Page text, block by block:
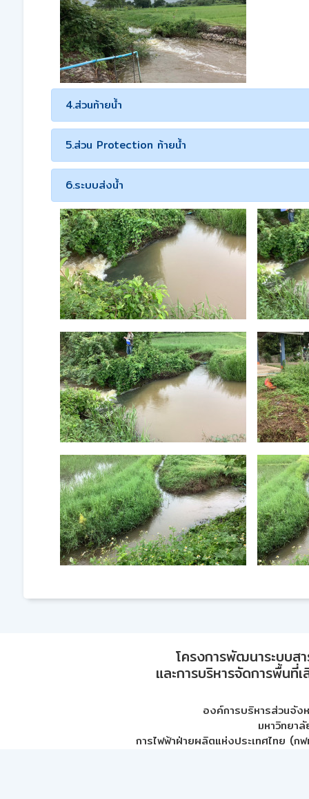
4.ส่วนท้ายน้ำ
5.ส่วน Protection ท้ายน้ำ
6.ระบบส่งน้ำ
โครงการพัฒนาระบบส
และการบริหารจัดการพื้นที่
องค์การบริหารส่วนจัง
มหาวิทยา
การไฟฟ้าฝ่ายผลิตแห่งประเทศไทย (กฟ